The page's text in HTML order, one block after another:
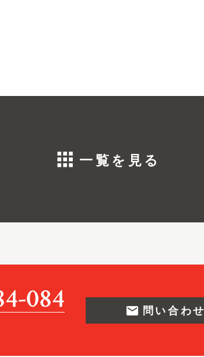
apps 一覧を見る
084 email 問い合わせ